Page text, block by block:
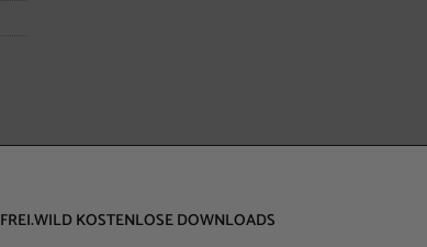
FREI.WILD KOSTENLOSE DOWNLOADS